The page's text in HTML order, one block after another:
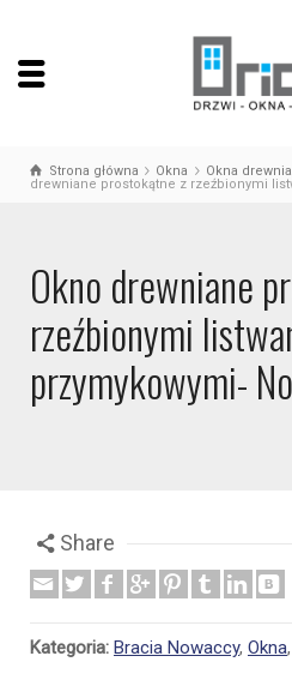
Strona główna Okna Okna
drewniane prostokątne z rzeźbionymi
Okno drewniane
rzeźbionymi
przymykowymi-
Share
Kategoria: Bracia Nowaccy, Okna,